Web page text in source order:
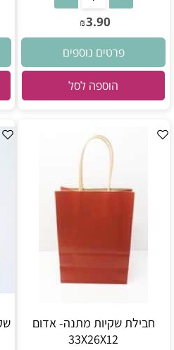
₪3.90
פרטים נוספים
הוספה לסל
חבילת שקיות מתנה- אדום
33X26X12